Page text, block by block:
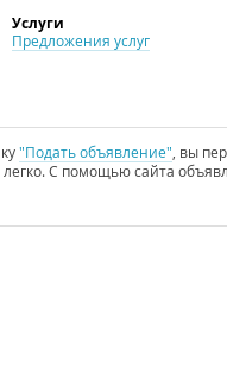
Услуги
Предложения услуг
"Подать объявление", вы
С помощью сайта